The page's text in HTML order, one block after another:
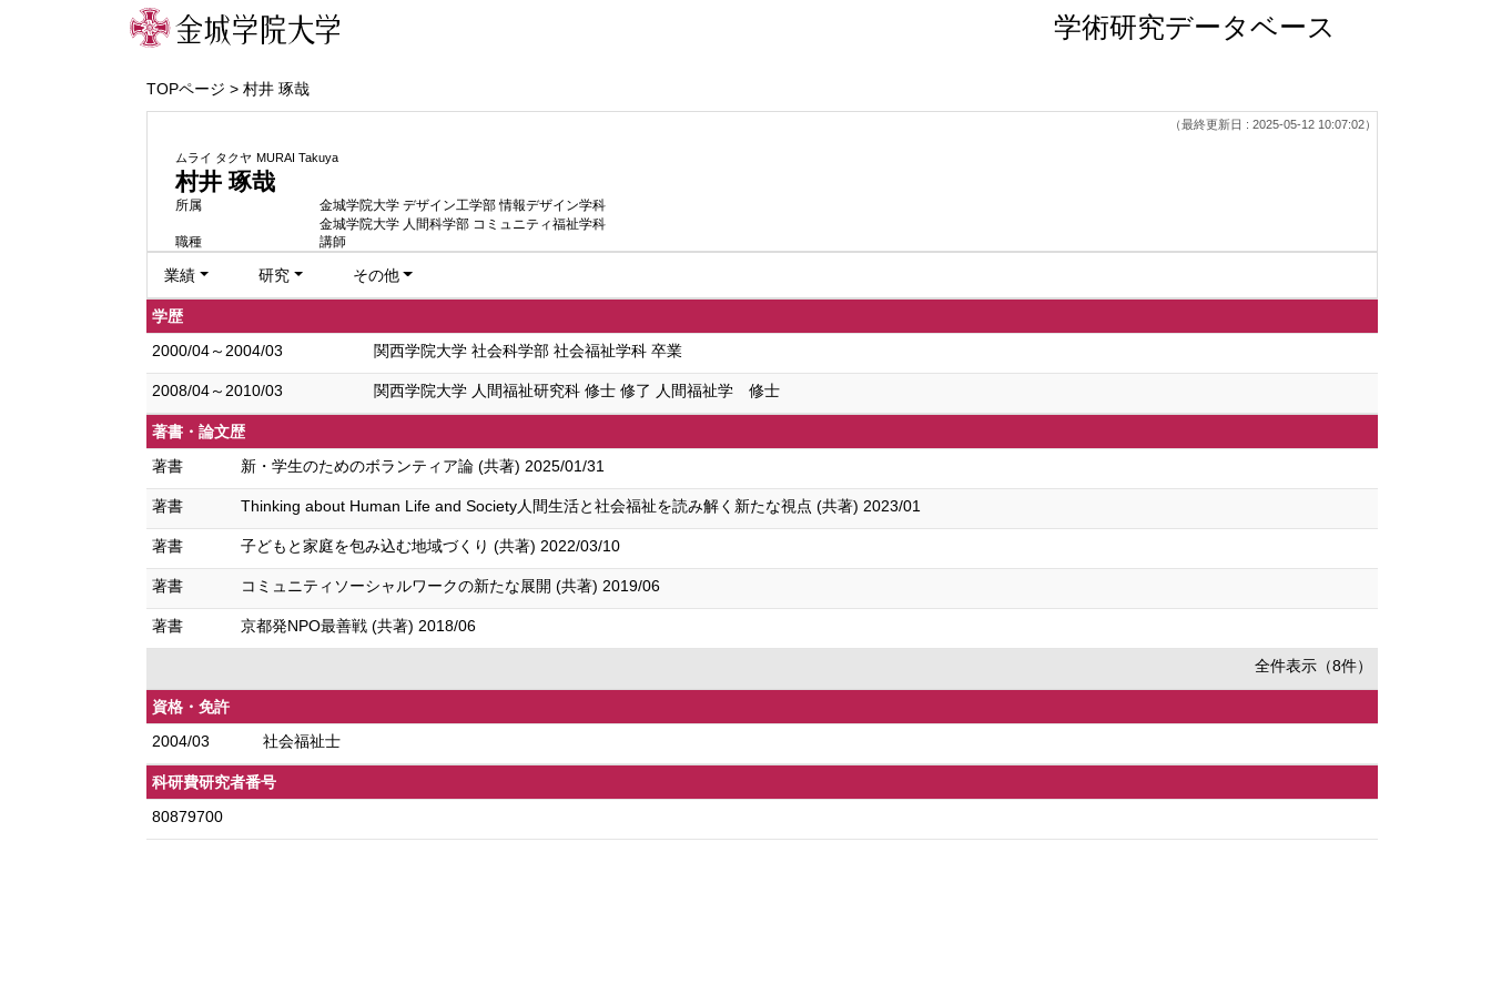
学術研究データベース
TOPページ > 村井 琢哉
（最終更新日 : 2025-05-12 10:07:02）
ムライ タクヤ MURAI Takuya
村井 琢哉
所属
金城学院大学 デザイン工学部 情報デザイン学科
金城学院大学 人間科学部 コミュニティ福祉学科
職種
講師
業績 研究 その他
学歴
2000/04～2004/03
関西学院大学 社会科学部 社会福祉学科 卒業
2008/04～2010/03 関西学院大学 人間福祉研究科 修士 修了 人間福祉学 修士
著書・論文歴
著書
新・学生のためのボランティア論 (共著) 2025/01/31
著書 Thinking about Human Life and Society人間生活と社会福祉を読み解く新たな視点 (共著) 2023/01
著書 子どもと家庭を包み込む地域づくり (共著) 2022/03/10
著書 コミュニティソーシャルワークの新たな展開 (共著) 2019/06
著書 京都発NPO最善戦 (共著) 2018/06
全件表示（8件）
資格・免許
2004/03
社会福祉士
科研費研究者番号
80879700